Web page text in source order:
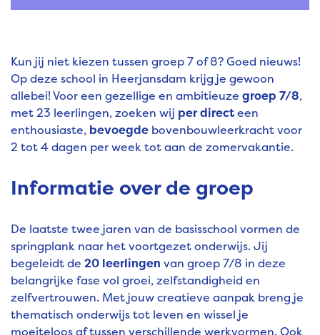
Kun jij niet kiezen tussen groep 7 of 8? Goed nieuws!
Op deze school in Heerjansdam krijg je gewoon
allebei! Voor een gezellige en ambitieuze groep 7/8,
met 23 leerlingen, zoeken wij per directeen
enthousiaste, bevoegde bovenbouwleerkracht voor
2 tot 4 dagen per week tot aan de zomervakantie.
Informatie over de groep
De laatste twee jaren van de basisschool vormen de
springplank naar het voortgezet onderwijs. Jij
begeleidt de 20 leerlingen van groep 7/8 in deze
belangrijke fase vol groei, zelfstandigheid en
zelfvertrouwen. Met jouw creatieve aanpak breng je
thematisch onderwijs tot leven en wissel je
moeiteloos af tussen verschillende werkvormen. Ook